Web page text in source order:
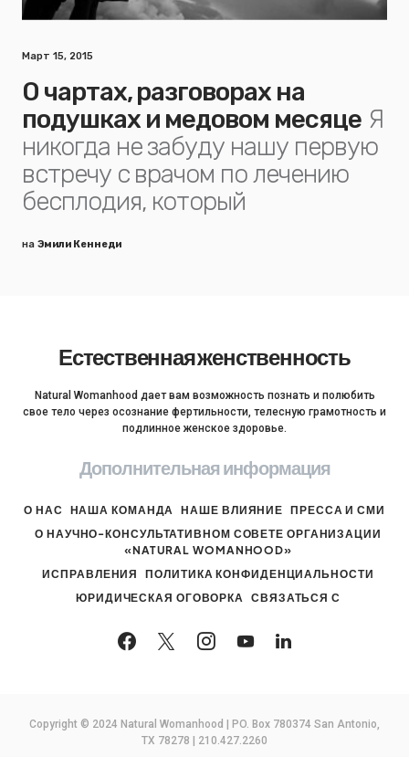
Март 15, 2015
О чартах, разговорах на
подушках и медовом месяце Я
никогда не забуду нашу первую
встречу с врачом по лечению
бесплодия, который
на Эмили Кеннеди
Естественная женственность
Natural Womanhood дает вам возможность познать и полюбить
свое тело через осознание фертильности, телесную грамотность и
подлинное женское здоровье.
Дополнительная информация
О НАС НАША КОМАНДА НАШЕ ВЛИЯНИЕ
ПРЕССА И СМИ
О НАУЧНО-КОНСУЛЬТАТИВНОМ СОВЕТЕ ОРГАНИЗАЦИИ
«NATURAL WOMANHOOD»
ИСПРАВЛЕНИЯ
ПОЛИТИКА КОНФИДЕНЦИАЛЬНОСТИ
ЮРИДИЧЕСКАЯ ОГОВОРКА
СВЯЗАТЬСЯ С
Copyright © 2024 Natural Womanhood | PO. Box 780374 San Antonio,
TX 78278 | 210.427.2260